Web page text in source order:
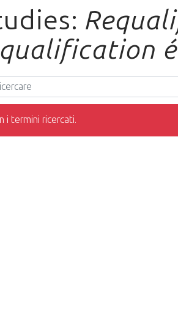
i termini ricercati.